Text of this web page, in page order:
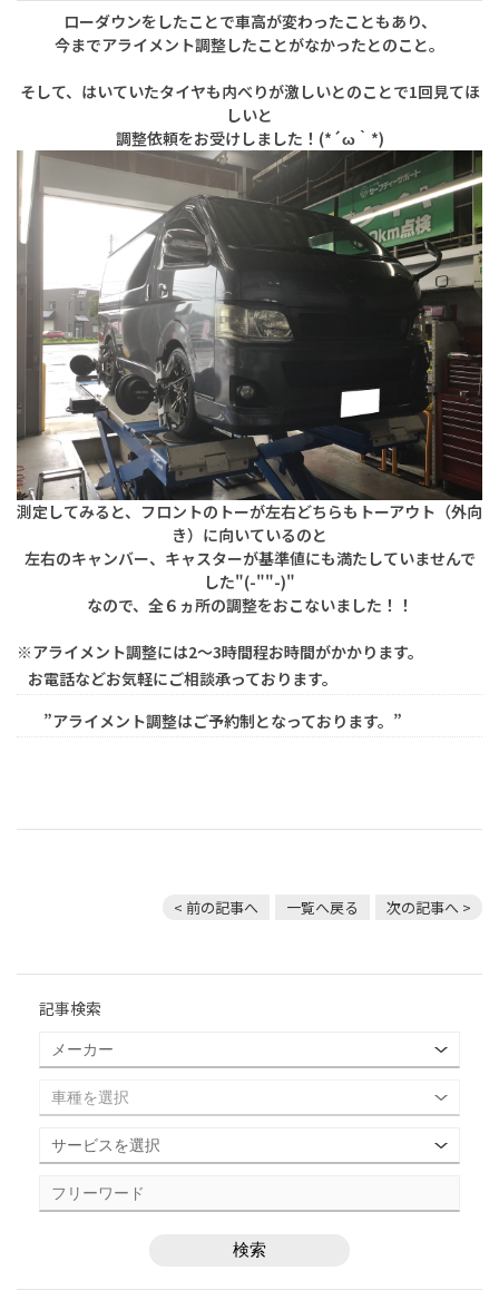
ローダウンをしたことで車高が変わったこともあり、
今までアライメント調整したことがなかったとのこと。
そして、はいていたタイヤも内べりが激しいとのことで1回見てほ
しいと
調整依頼をお受けしました！(*´ω｀*)
測定してみると、フロントのトーが左右どちらもトーアウト（外向
き）に向いているのと
左右のキャンバー、キャスターが基準値にも満たしていませんで
した"(-""-)"
なので、全６ヵ所の調整をおこないました！！
※アライメント調整には2～3時間程お時間がかかります。
お電話などお気軽にご相談承っております。
”アライメント調整はご予約制となっております。”
< 前の記事へ 一覧へ戻る 次の記事へ >
記事検索